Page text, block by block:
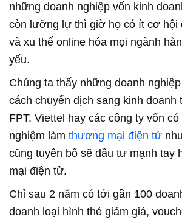
những doanh nghiệp vốn kinh
còn lưỡng lự thì giờ họ có ít cơ hội
và xu thế online hóa mọi ngành
yếu.
Chúng ta thấy những doanh
cách chuyển dịch sang kinh doanh
FPT, Viettel hay các công ty vốn
nghiệm làm thương mại điện tử
cũng tuyên bố sẽ đầu tư mạnh tay
mại điện tử.
Chỉ sau 2 năm có tới gần 100
doanh loại hình thẻ giảm giá,